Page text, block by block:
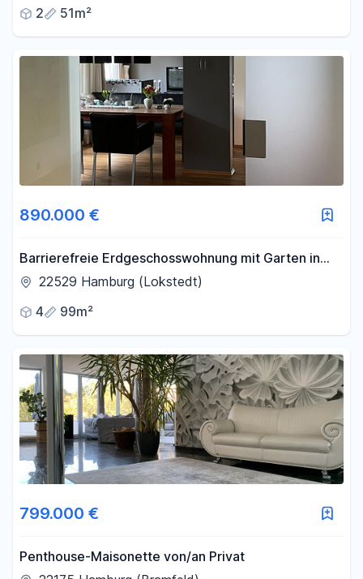
2
51m²
890.000 €
Barrierefreie Erdgeschosswohnung mit Garten in
Hamburg-Lokstedt
22529 Hamburg (Lokstedt)
4
99m²
799.000 €
Penthouse-Maisonette von/an Privat